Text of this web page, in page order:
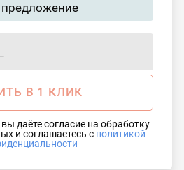
В 1 КЛИК
даёте согласие на обработку
и соглашаетесь с политикой